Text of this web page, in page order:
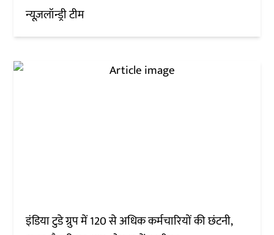
न्यूज़लॉन्ड्री टीम
इंडिया टुडे ग्रुप में 120 से अधिक कर्मचारियों की छंटनी,